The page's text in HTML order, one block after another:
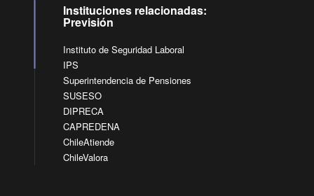
Instituciones relacionadas:
Previsión
Instituto de Seguridad Laboral
IPS
Superintendencia de Pensiones
SUSESO
DIPRECA
CAPREDENA
ChileAtiende
ChileValora